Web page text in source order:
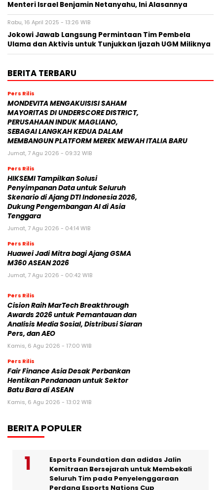
Menteri Israel Benjamin Netanyahu, Ini Alasannya
Rabu, 16 April 2025 - 13:26 WIB
Jokowi Jawab Langsung Permintaan Tim Pembela
Ulama dan Aktivis untuk Tunjukkan Ijazah UGM Miliknya
BERITA TERBARU
Pers Rilis
MONDEVITA MENGAKUISISI SAHAM
MAYORITAS DI UNDERSCORE DISTRICT,
PERUSAHAAN INDUK MAGLIANO,
SEBAGAI LANGKAH KEDUA DALAM
MEMBANGUN PLATFORM MEREK MEWAH ITALIA BARU
Jumat, 7 Agu 2026 - 09:32 WIB
Pers Rilis
HIKSEMI Tampilkan Solusi
Penyimpanan Data untuk Seluruh
Skenario di Ajang DTI Indonesia 2026,
Dukung Pengembangan AI di Asia
Tenggara
Jumat, 7 Agu 2026 - 04:14 WIB
Pers Rilis
Huawei Jadi Mitra bagi Ajang GSMA
M360 ASEAN 2026
Jumat, 7 Agu 2026 - 00:42 WIB
Pers Rilis
Cision Raih MarTech Breakthrough
Awards 2026 untuk Pemantauan dan
Analisis Media Sosial, Distribusi Siaran
Pers, dan AEO
Kamis, 6 Agu 2026 - 17:00 WIB
Pers Rilis
Fair Finance Asia Desak Perbankan
Hentikan Pendanaan untuk Sektor
Batu Bara di ASEAN
Kamis, 6 Agu 2026 - 13:02 WIB
BERITA POPULER
Esports Foundation dan adidas Jalin
Kemitraan Bersejarah untuk Membekali
Seluruh Tim pada Penyelenggaraan
Perdana Esports Nations Cup